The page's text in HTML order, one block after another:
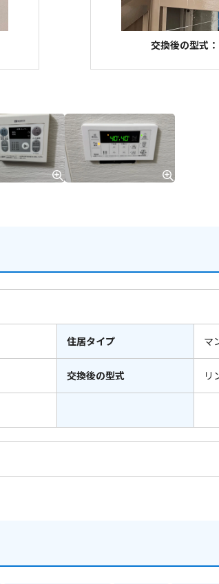
交換後の型式
住居タイプ マ
交換後の型式 リ